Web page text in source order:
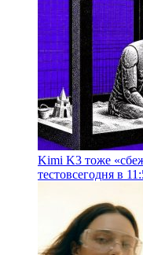
Kimi K3 тоже
тестовсегодня в